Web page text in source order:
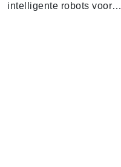
intelligente robots voor…